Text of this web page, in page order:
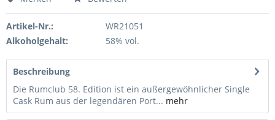
Artikel-Nr.:
WR21051
Alkoholgehalt:
58% vol.
Beschreibung
Die Rumclub 58. Edition ist ein außergewöhnlicher Single
Cask Rum aus der legendären Port... mehr